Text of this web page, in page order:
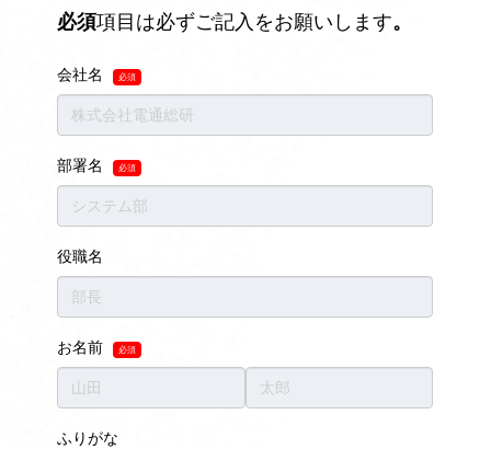
ブログ
テクニカルサポート
お知らせ
資料ダウンロード
お問い合わせ
このサイトについて
UiPathとは